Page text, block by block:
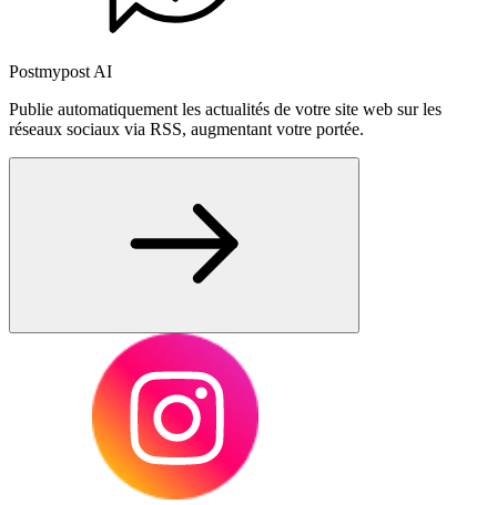
Postmypost AI
Publie automatiquement les actualités de votre site web sur les
réseaux sociaux via RSS, augmentant votre portée.